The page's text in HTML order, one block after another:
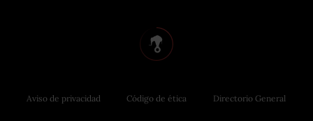
Aviso de privacidad Código de ética Directorio General